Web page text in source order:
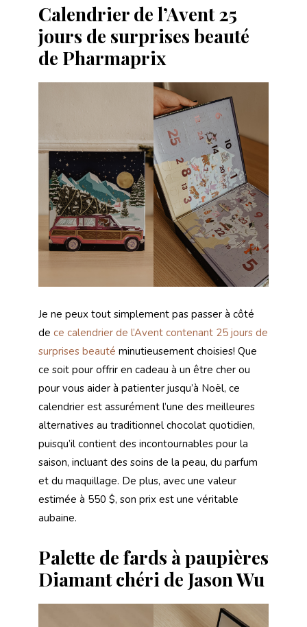
Calendrier de l’Avent 25
jours de surprises beauté
de Pharmaprix
Je ne peux tout simplement pas passer à côté
de ce calendrier de l’Avent contenant 25 jours de
surprises beauté minutieusement choisies! Que
ce soit pour offrir en cadeau à un être cher ou
pour vous aider à patienter jusqu’à Noël, ce
calendrier est assurément l’une des meilleures
alternatives au traditionnel chocolat quotidien,
puisqu’il contient des incontournables pour la
saison, incluant des soins de la peau, du parfum
et du maquillage. De plus, avec une valeur
estimée à 550 $, son prix est une véritable
aubaine.
Palette de fards à paupières
Diamant chéri de Jason Wu